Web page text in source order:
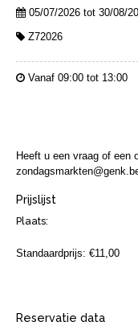
05/07/2026 tot 30/08/
Z72026
Vanaf 09:00 tot 13:00
Heeft u een vraag of een
Prijslijst
Plaats:
Standaardprijs: €11,00
Reservatie data